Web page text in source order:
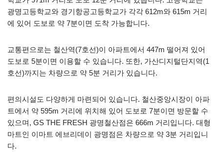
광명고등학교와 경기항공고등학교가 각각 612m와 615m 거리
에 있어 도보로 약 7분이면 도착 가능합니다.
교통편으로는 철산역(7호선)이 아파트에서 447m 떨어져 있어
도보로 5분이면 이용할 수 있습니다. 또한, 가산디지털단지역(1
호선)까지는 차량으로 약 5분 거리가 있습니다.
편의시설도 다양하게 마련되어 있습니다. 철산중앙시장이 아파
트에서 약 595m 거리에 위치해 있어 도보로 7분이면 방문할 수
있으며, GS THE FRESH 광명철산점은 666m 거리입니다. 대형
마트인 이마트 에브리데이 광명점은 차량으로 약 3분 거리입니
다.